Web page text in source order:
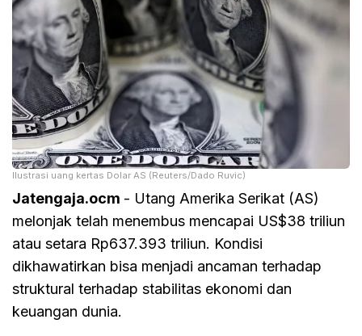
Ilustrasi uang kertas Dolar AS (Reuters/Dado Ruvic)
Jatengaja.ocm - Utang Amerika Serikat (AS)
melonjak telah menembus mencapai US$38 triliun
atau setara Rp637.393 triliun. Kondisi
dikhawatirkan bisa menjadi ancaman terhadap
struktural terhadap stabilitas ekonomi dan
keuangan dunia.